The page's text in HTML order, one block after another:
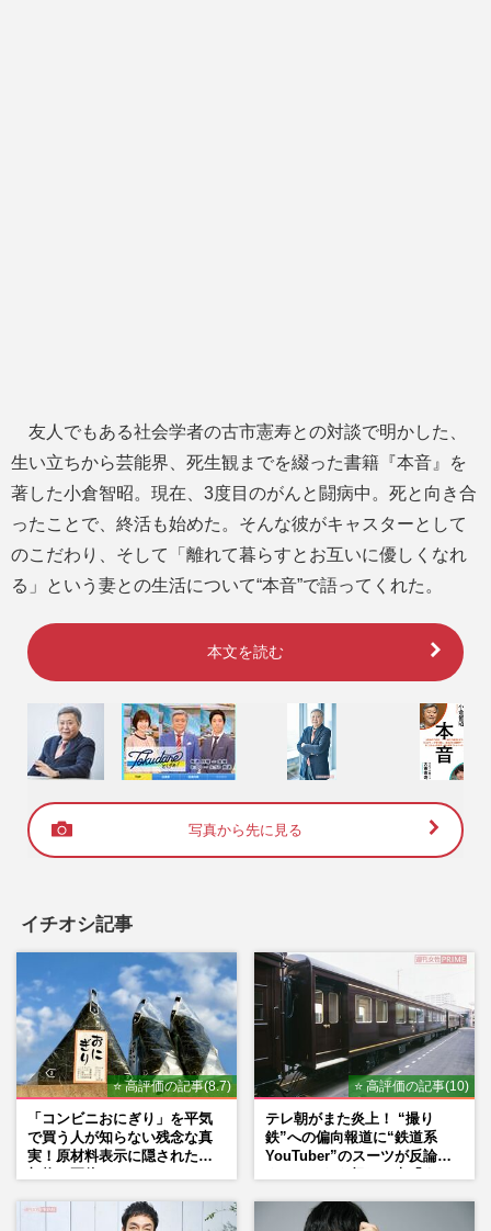
友人でもある社会学者の古市憲寿との対談で明かした、
生い立ちから芸能界、死生観までを綴った書籍『本音』を
著した小倉智昭。現在、3度目のがんと闘病中。死と向き合
ったことで、終活も始めた。そんな彼がキャスターとして
のこだわり、そして「離れて暮らすとお互いに優しくなれ
る」という妻との生活について“本音”で語ってくれた。
本文を読む
写真から先に見る
イチオシ記事
⭐ 高評価の記事(8.7)
「コンビニおにぎり」を平気
で買う人が知らない残念な真
実！原材料表示に隠された添
⭐ 高評価の記事(10)
テレ朝がまた炎上！ “撮り
鉄”への偏向報道に“鉄道系
YouTuber”のスーツが反論
は？」